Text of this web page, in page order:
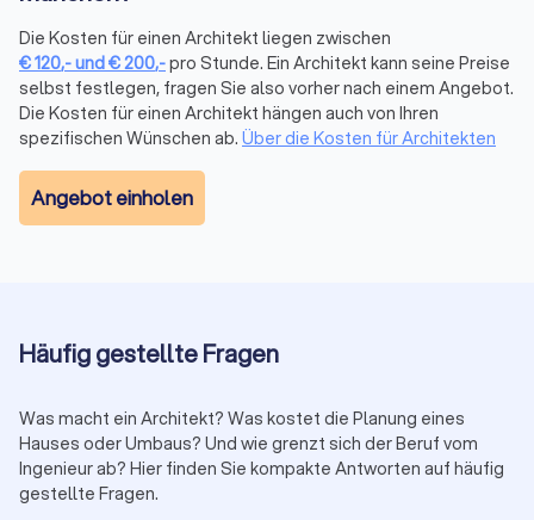
sind meist bei einer Kammer oder Fachvereinigung, wie z. B.
beim Bundesarchitektenkammer.
Trustlocal weist solche Mitgliedschaften transparent aus. So
erkennen Sie auf einen Blick, ob ein Architekt offiziell
eingetragen ist und nach den geltenden Berufsstandards
arbeitet. Bei Trustlocal überprüfen wir die Registrierung aller
Anbieter. So stellen wir sicher, dass nur professionelle
Architekten gelistet sind.
in Taufkirchen Kreis München beauftragen
Beginnen Sie Ihr Projekt mit den besten Fachleuten aus Ihrer
Bewertungen übersichtlich an einem Ort vergleichen.
Ihre Vorteile mit Trustlocal:
Top 10 Bestenliste:auf Basis objektiver
Qualitätskriterien
Einfache Filterfunktion:
Die Kosten für einen Architekt liegen zwischen
€120,-und€200,-pro Stunde. Ein Architekt kann seine Preise
selbst festlegen, fragen Sie also vorher nach einem Angebot.
Die Kosten für einen Architekt hängen auch von Ihren
spezifischen Wünschen ab. Über die Kosten für Architekten
Angebot einholen
Häufig gestellte Fragen
Was macht ein Architekt? Was kostet die Planung eines
Hauses oder Umbaus? Und wie grenzt sich der Beruf vom
Ingenieur ab? Hier finden Sie kompakte Antworten auf häufig
gestellte Fragen.